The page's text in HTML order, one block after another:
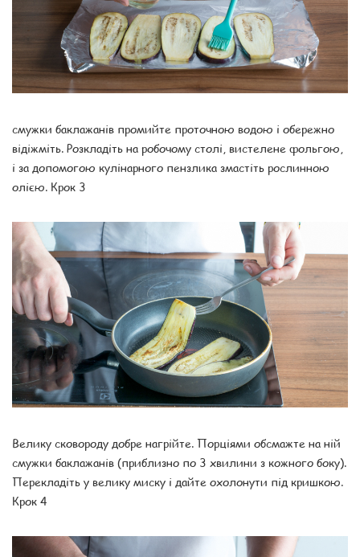
смужки баклажанів промийте проточною водою і обережно
відіжміть. Розкладіть на робочому столі, вистелене фольгою,
і за допомогою кулінарного пензлика змастіть рослинною
олією. Крок 3
Велику сковороду добре нагрійте. Порціями обсмажте на ній
смужки баклажанів (приблизно по 3 хвилини з кожного боку).
Перекладіть у велику миску і дайте охолонути під кришкою.
Крок 4